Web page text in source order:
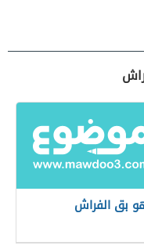
بق الفراش